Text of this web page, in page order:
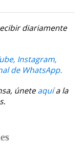
diariamente
Instagram,
de WhatsApp.
úneteaquía la